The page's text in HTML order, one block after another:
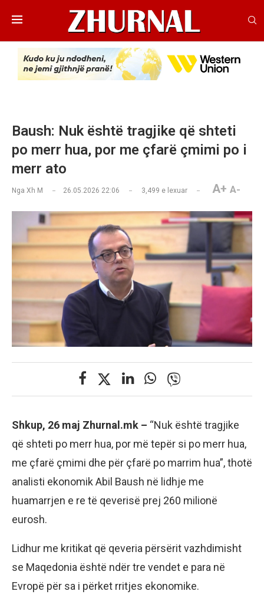
Baush: Nuk është tragjike që shteti
po merr hua, por me çfarë çmimi po i
merr ato
Nga Xh M 26.05.2026 22:06 3,499 e lexuar A+ A-
Shkup, 26 maj Zhurnal.mk – “Nuk është tragjike
që shteti po merr hua, por më tepër si po merr hua,
me çfarë çmimi dhe për çfarë po marrim hua”, thotë
analisti ekonomik Abil Baush në lidhje me
huamarrjen e re të qeverisë prej 260 milionë
eurosh.
Lidhur me kritikat që qeveria përsërit vazhdimisht
se Maqedonia është ndër tre vendet e para në
Evropë për sa i përket rritjes ekonomike.